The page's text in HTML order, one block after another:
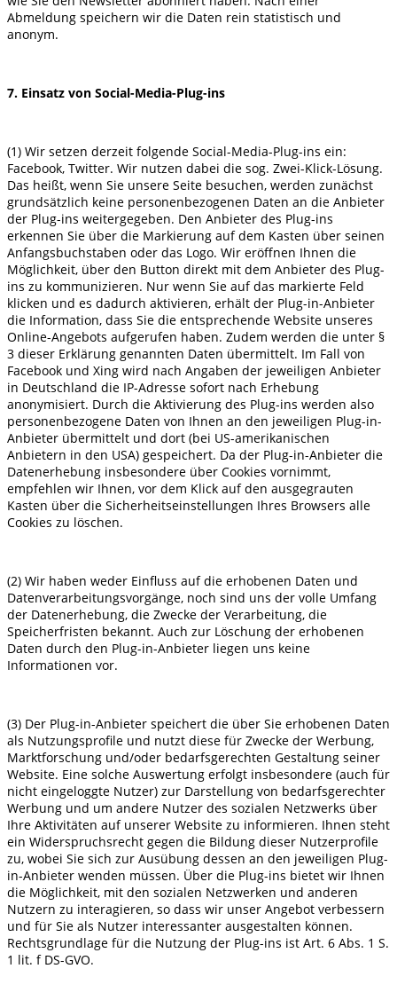
Abmeldung speichern wir die Daten rein statistisch und
anonym.
7. Einsatz von Social-Media-Plug-ins
(1) Wir setzen derzeit folgende Social-Media-Plug-ins ein:
Facebook, Twitter. Wir nutzen dabei die sog. Zwei-Klick-Lösung.
Das heißt, wenn Sie unsere Seite besuchen, werden zunächst
grundsätzlich keine personenbezogenen Daten an die Anbieter
der Plug-ins weitergegeben. Den Anbieter des Plug-ins
erkennen Sie über die Markierung auf dem Kasten über seinen
Anfangsbuchstaben oder das Logo. Wir eröffnen Ihnen die
Möglichkeit, über den Button direkt mit dem Anbieter des Plug-
ins zu kommunizieren. Nur wenn Sie auf das markierte Feld
klicken und es dadurch aktivieren, erhält der Plug-in-Anbieter
die Information, dass Sie die entsprechende Website unseres
Online-Angebots aufgerufen haben. Zudem werden die unter §
3 dieser Erklärung genannten Daten übermittelt. Im Fall von
Facebook und Xing wird nach Angaben der jeweiligen Anbieter
in Deutschland die IP-Adresse sofort nach Erhebung
anonymisiert. Durch die Aktivierung des Plug-ins werden also
personenbezogene Daten von Ihnen an den jeweiligen Plug-in-
Anbieter übermittelt und dort (bei US-amerikanischen
Anbietern in den USA) gespeichert. Da der Plug-in-Anbieter die
Datenerhebung insbesondere über Cookies vornimmt,
empfehlen wir Ihnen, vor dem Klick auf den ausgegrauten
Kasten über die Sicherheitseinstellungen Ihres Browsers alle
Cookies zu löschen.
(2) Wir haben weder Einfluss auf die erhobenen Daten und
Datenverarbeitungsvorgänge, noch sind uns der volle Umfang
der Datenerhebung, die Zwecke der Verarbeitung, die
Speicherfristen bekannt. Auch zur Löschung der erhobenen
Daten durch den Plug-in-Anbieter liegen uns keine
Informationen vor.
(3) Der Plug-in-Anbieter speichert die über Sie erhobenen Daten
als Nutzungsprofile und nutzt diese für Zwecke der Werbung,
Marktforschung und/oder bedarfsgerechten Gestaltung seiner
Website. Eine solche Auswertung erfolgt insbesondere (auch für
nicht eingeloggte Nutzer) zur Darstellung von bedarfsgerechter
Werbung und um andere Nutzer des sozialen Netzwerks über
Ihre Aktivitäten auf unserer Website zu informieren. Ihnen steht
ein Widerspruchsrecht gegen die Bildung dieser Nutzerprofile
zu, wobei Sie sich zur Ausübung dessen an den jeweiligen Plug-
in-Anbieter wenden müssen. Über die Plug-ins bietet wir Ihnen
die Möglichkeit, mit den sozialen Netzwerken und anderen
Nutzern zu interagieren, so dass wir unser Angebot verbessern
und für Sie als Nutzer interessanter ausgestalten können.
Rechtsgrundlage für die Nutzung der Plug-ins ist Art. 6 Abs. 1 S.
1 lit. f DS-GVO.